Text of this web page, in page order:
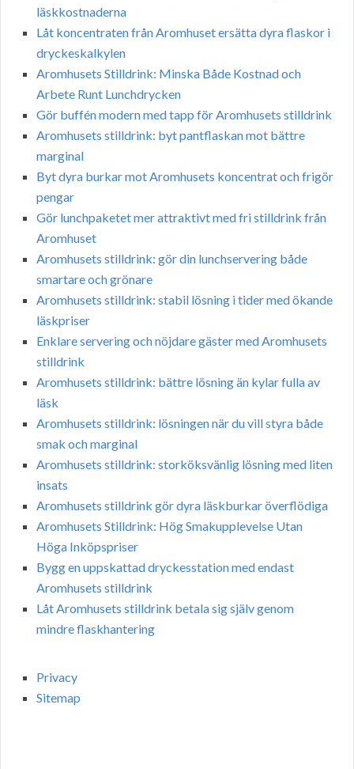
läskkostnaderna
Låt koncentraten från Aromhuset ersätta dyra flaskor i
dryckeskalkylen
Aromhusets Stilldrink: Minska Både Kostnad och
Arbete Runt Lunchdrycken
Gör buffén modern med tapp för Aromhusets stilldrink
Aromhusets stilldrink: byt pantflaskan mot bättre
marginal
Byt dyra burkar mot Aromhusets koncentrat och frigör
pengar
Gör lunchpaketet mer attraktivt med fri stilldrink från
Aromhuset
Aromhusets stilldrink: gör din lunchservering både
smartare och grönare
Aromhusets stilldrink: stabil lösning i tider med ökande
läskpriser
Enklare servering och nöjdare gäster med Aromhusets
stilldrink
Aromhusets stilldrink: bättre lösning än kylar fulla av
läsk
Aromhusets stilldrink: lösningen när du vill styra både
smak och marginal
Aromhusets stilldrink: storköksvänlig lösning med liten
insats
Aromhusets stilldrink gör dyra läskburkar överflödiga
Aromhusets Stilldrink: Hög Smakupplevelse Utan
Höga Inköpspriser
Bygg en uppskattad dryckesstation med endast
Aromhusets stilldrink
Låt Aromhusets stilldrink betala sig själv genom
mindre flaskhantering
Privacy
Sitemap